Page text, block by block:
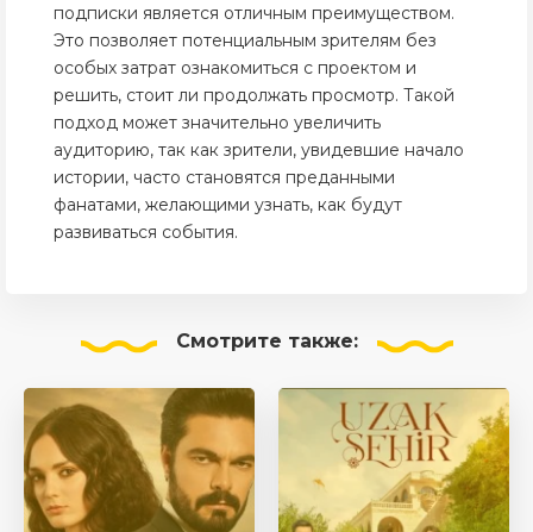
подписки является отличным преимуществом.
Это позволяет потенциальным зрителям без
особых затрат ознакомиться с проектом и
решить, стоит ли продолжать просмотр. Такой
подход может значительно увеличить
аудиторию, так как зрители, увидевшие начало
истории, часто становятся преданными
фанатами, желающими узнать, как будут
развиваться события.
Смотрите также: